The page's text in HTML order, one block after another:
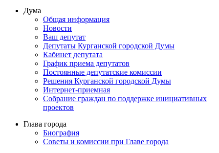
Дума
Общая информация
Новости
Ваш депутат
Депутаты Курганской городской Думы
Кабинет депутата
График приема депутатов
Постоянные депутатские комиссии
Решения Курганской городской Думы
Интернет-приемная
Собрание граждан по поддержке инициативных
проектов
Глава города
Биография
Советы и комиссии при Главе города